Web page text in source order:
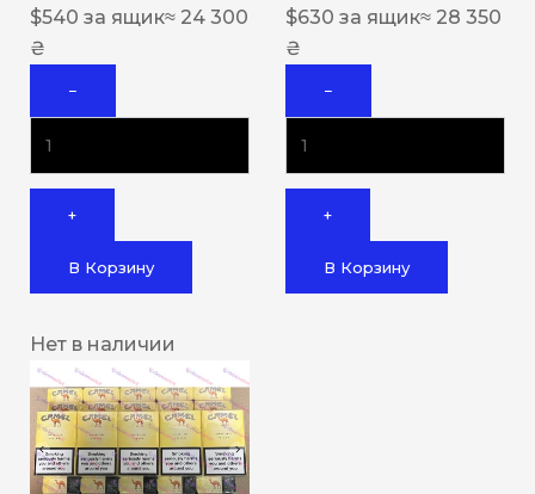
$540 за ящик≈ 24 300
₴
−
+
В Корзину
$630 за ящик≈ 28 350
₴
−
+
В Корзину
Нет в наличии